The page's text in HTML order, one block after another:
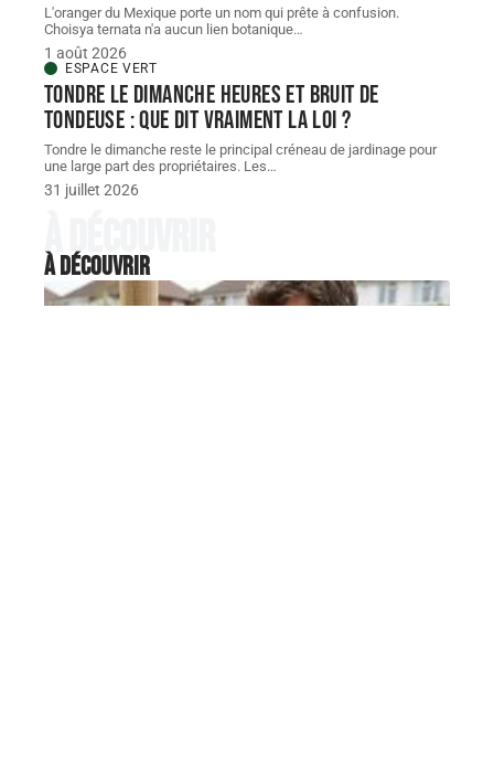
L'oranger du Mexique porte un nom qui prête à confusion.
Choisya ternata n'a aucun lien botanique…
1 août 2026
ESPACE VERT
Tondre le dimanche heures et bruit de
tondeuse : que dit vraiment la loi ?
Tondre le dimanche reste le principal créneau de jardinage pour
une large part des propriétaires. Les…
31 juillet 2026
À découvrir
À découvrir